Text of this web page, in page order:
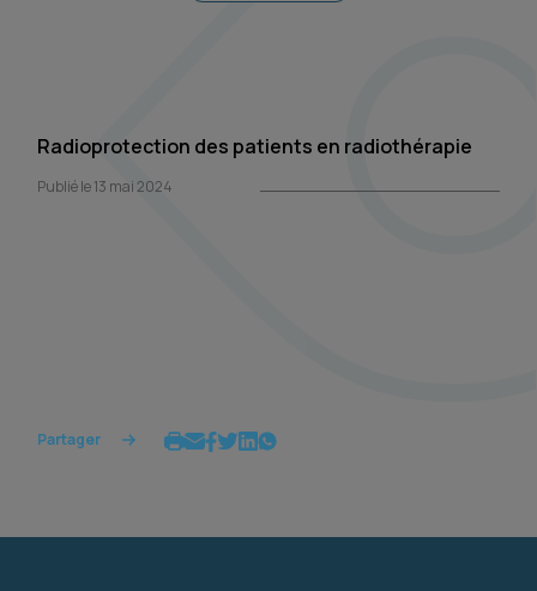
Radioprotection des patients en radiothérapie
Publié le 13 mai 2024
Partager